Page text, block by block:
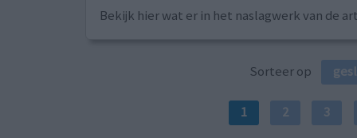
Bekijk hier wat er in het naslagwerk van de
Sorteer op
1 2 3